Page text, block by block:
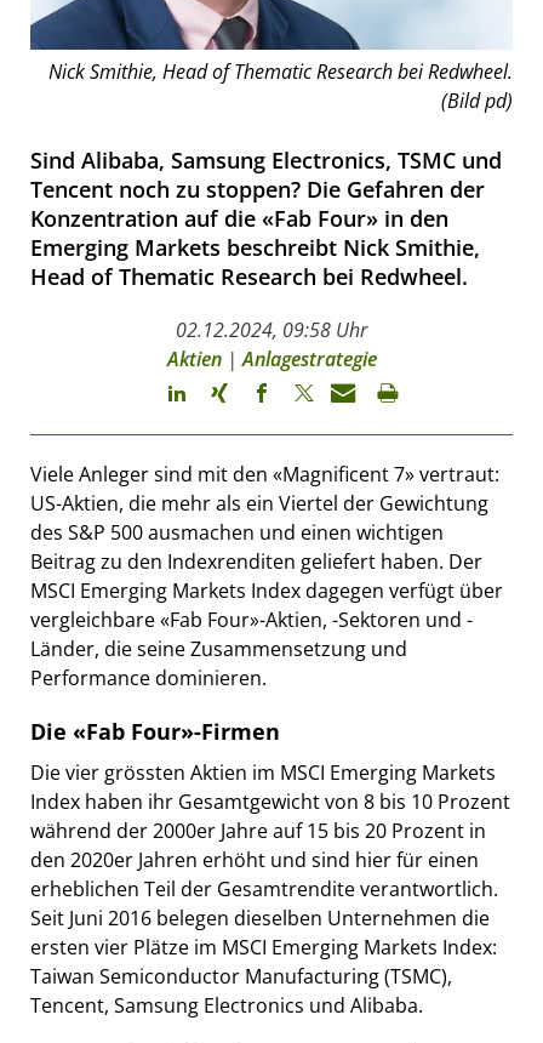
Nick Smithie, Head of Thematic Research bei Redwheel.
(Bild pd)
Sind Alibaba, Samsung Electronics, TSMC und
Tencent noch zu stoppen? Die Gefahren der
Konzentration auf die «Fab Four» in den
Emerging Markets beschreibt Nick Smithie,
Head of Thematic Research bei Redwheel.
02.12.2024, 09:58 Uhr
Aktien|Anlagestrategie
Viele Anleger sind mit den «Magnificent 7» vertraut:
US-Aktien, die mehr als ein Viertel der Gewichtung
des S&P 500 ausmachen und einen wichtigen
Beitrag zu den Indexrenditen geliefert haben. Der
MSCI Emerging Markets Index dagegen verfügt über
vergleichbare «Fab Four»-Aktien, -Sektoren und -
Länder, die seine Zusammensetzung und
Performance dominieren.
Die «Fab Four»-Firmen
Die vier grössten Aktien im MSCI Emerging Markets
Index haben ihr Gesamtgewicht von 8 bis 10 Prozent
während der 2000er Jahre auf 15 bis 20 Prozent in
den 2020er Jahren erhöht und sind hier für einen
erheblichen Teil der Gesamtrendite verantwortlich.
Seit Juni 2016 belegen dieselben Unternehmen die
ersten vier Plätze im MSCI Emerging Markets Index:
Taiwan Semiconductor Manufacturing (TSMC),
Tencent, Samsung Electronics und Alibaba.